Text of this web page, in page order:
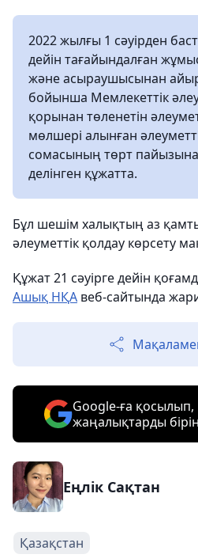
2022 жылғы 1 сәуірден
дейін тағайындалған
және асыраушысынан
бойынша Мемлекеттік
қорынан төленетін
мөлшері алынған
сомасының төрт
делінген құжатта.
Бұл шешім халықтың аз
әлеуметтік қолдау көрсету
Құжат 21 сәуірге дейін
Ашық НҚА веб-сайтында
Google-ға қосылып,
жаңалықтарды
Еңлік Сақтан
Қазақстан